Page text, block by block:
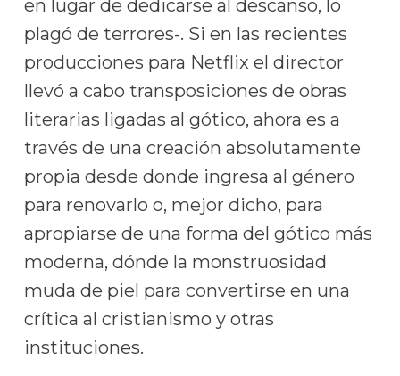
en lugar de dedicarse al descanso, lo
plagó de terrores-. Si en las recientes
producciones para Netflix el director
llevó a cabo transposiciones de obras
literarias ligadas al gótico, ahora es a
través de una creación absolutamente
propia desde donde ingresa al género
para renovarlo o, mejor dicho, para
apropiarse de una forma del gótico más
moderna, dónde la monstruosidad
muda de piel para convertirse en una
crítica al cristianismo y otras
instituciones.